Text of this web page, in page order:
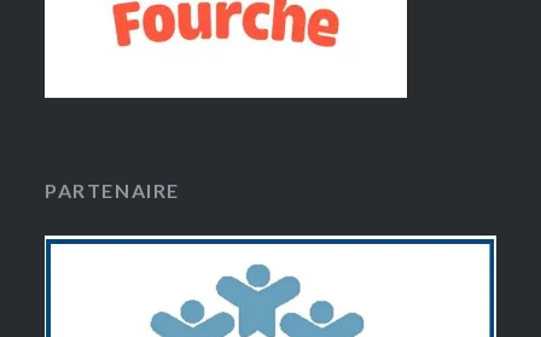
PARTENAIRE